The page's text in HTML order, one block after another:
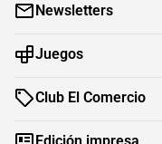
Newsletters
Juegos
Club El Comercio
Edición impresa